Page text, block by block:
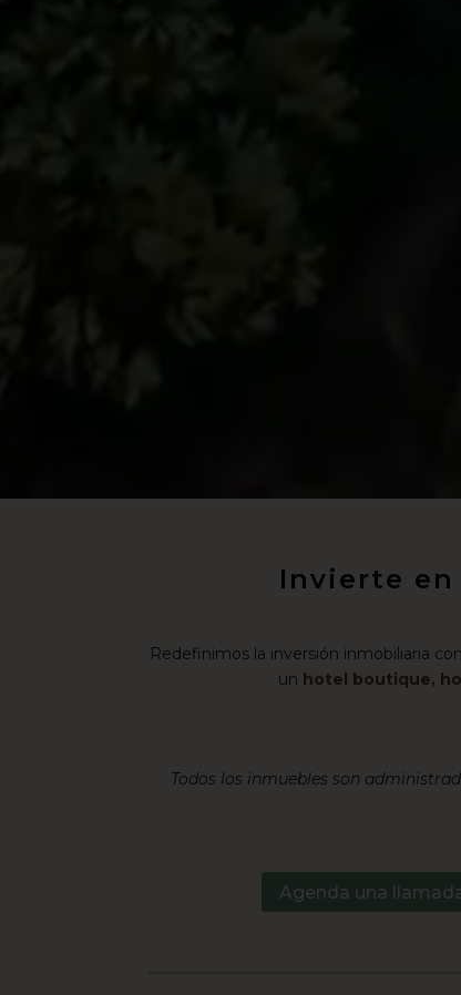
Invierte en
Redefinimos la inversión inmobiliaria
un hotel boutique,
Todos los inmuebles son
Agenda una